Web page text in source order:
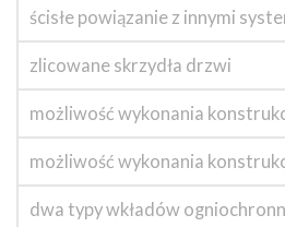
ścisłe powiązanie z innymi
zlicowane skrzydła drzwi
możliwość wykonania
możliwość wykonania
dwa typy wkładów